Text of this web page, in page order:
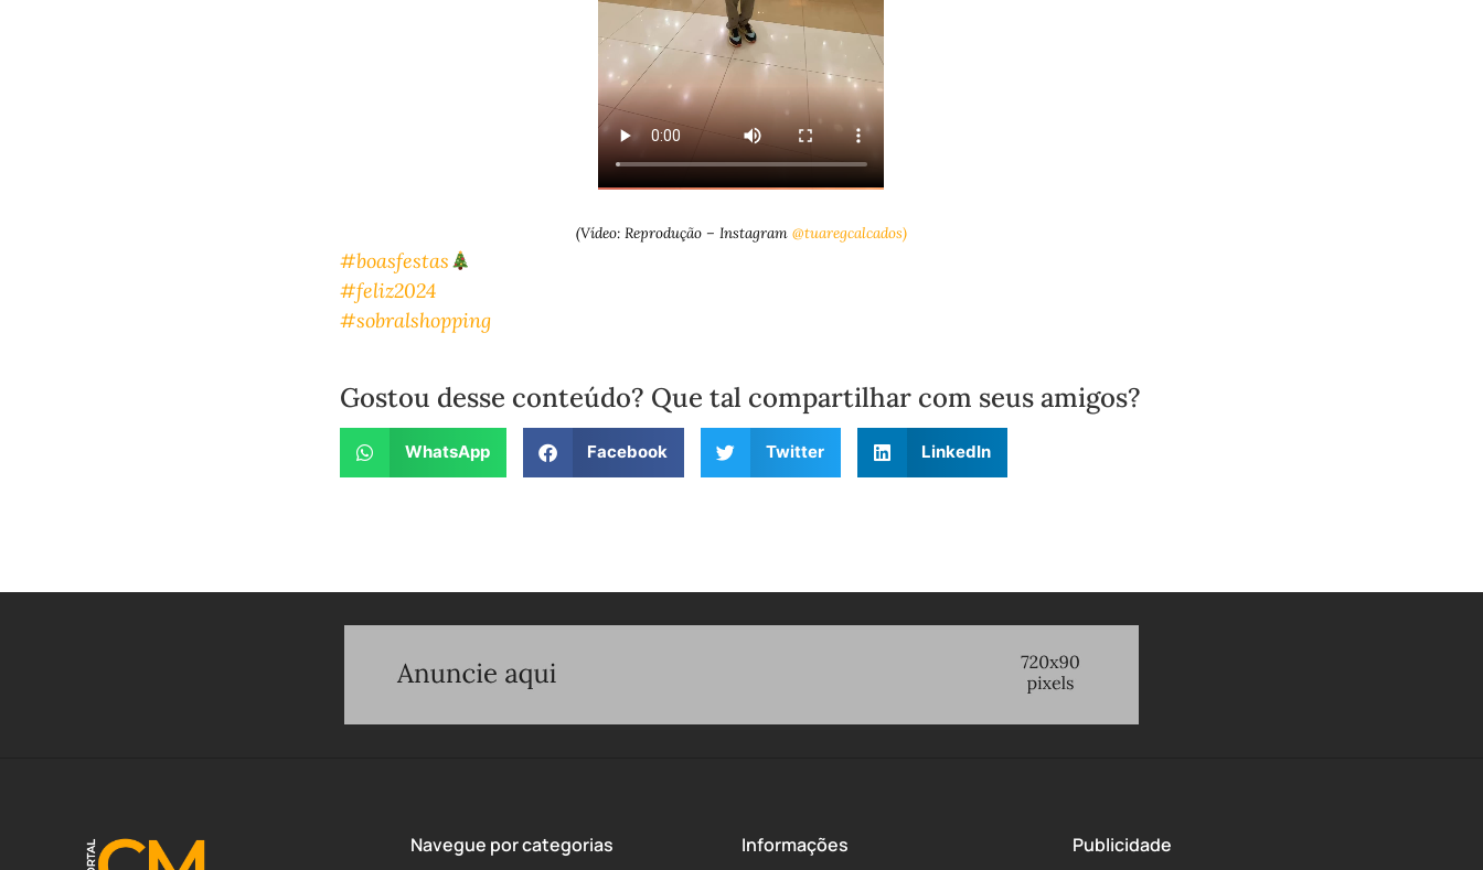
(Vídeo: Reprodução – Instagram @tuaregcalcados)
#boasfestas
#feliz2024
#sobralshopping
Gostou desse conteúdo? Que tal compartilhar com seus amigos?
WhatsApp Facebook Twitter LinkedIn
Navegue por categorias Informações Publicidade